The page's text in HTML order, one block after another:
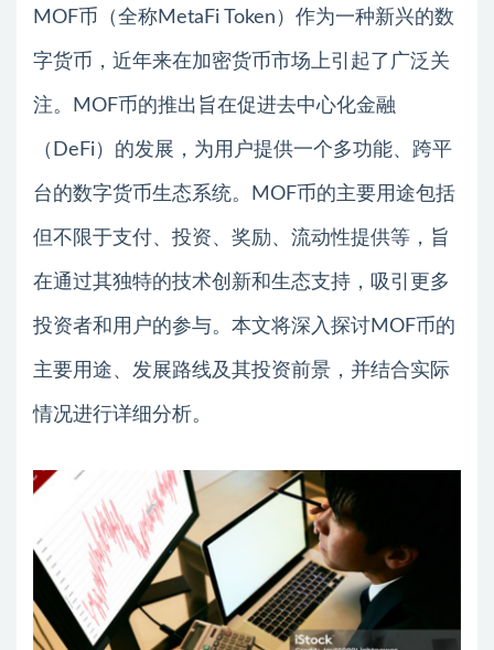
MOF币（全称MetaFi Token）作为一种新兴的数
字货币，近年来在加密货币市场上引起了广泛关
注。MOF币的推出旨在促进去中心化金融
（DeFi）的发展，为用户提供一个多功能、跨平
台的数字货币生态系统。MOF币的主要用途包括
但不限于支付、投资、奖励、流动性提供等，旨
在通过其独特的技术创新和生态支持，吸引更多
投资者和用户的参与。本文将深入探讨MOF币的
主要用途、发展路线及其投资前景，并结合实际
情况进行详细分析。